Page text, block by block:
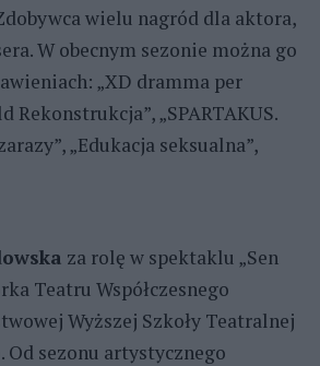
wielu nagród dla aktora,
W obecnym sezonie można go
„XD dramma per
Rekonstrukcja”, „SPARTAKUS.
„Edukacja seksualna”,
za rolę w spektaklu „Sen
Teatru Współczesnego
Wyższej Szkoły Teatralnej
Od sezonu artystycznego